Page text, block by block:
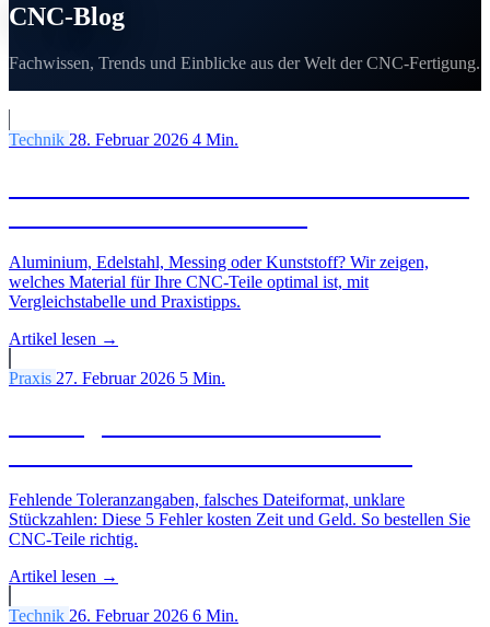
CNC-Blog
Fachwissen, Trends und Einblicke aus der Welt der CNC-Fertigung.
Technik 28. Februar 2026 4 Min.
Aluminium, Edelstahl, Messing oder Kunststoff? Wir zeigen,
welches Material für Ihre CNC-Teile optimal ist, mit
Vergleichstabelle und Praxistipps.
Artikel lesen →
Praxis 27. Februar 2026 5 Min.
Fehlende Toleranzangaben, falsches Dateiformat, unklare
Stückzahlen: Diese 5 Fehler kosten Zeit und Geld. So bestellen Sie
CNC-Teile richtig.
Artikel lesen →
Technik 26. Februar 2026 6 Min.